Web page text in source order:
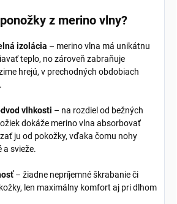
z merino vlny?
izolácia – merino vlna má unikátnu
teplo, no zároveň zabraňuje
hrejú, v prechodných obdobiach
vlhkosti – na rozdiel od bežných
dokáže merino vlna absorbovať
ju od pokožky, vďaka čomu nohy
a svieže.
– žiadne nepríjemné škrabanie či
len maximálny komfort aj pri dlhom